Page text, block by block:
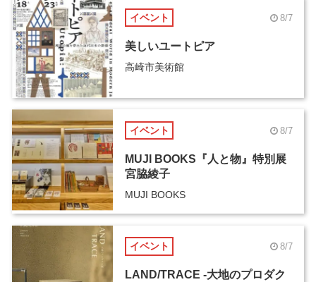
イベント 8/7
美しいユートピア
高崎市美術館
イベント 8/7
MUJI BOOKS『人と物』特別展
宮脇綾子
MUJI BOOKS
イベント 8/7
LAND/TRACE -大地のプロダク